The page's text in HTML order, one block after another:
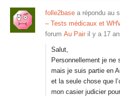
folle2base a répondu au
– Tests médicaux et
forum Au Pair il y a 17
Salut,
Personnellement je ne
mais je suis partie en
et la seule chose que
mon casier judicier